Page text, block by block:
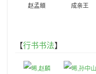
赵孟頫
成亲王
【行书书法】